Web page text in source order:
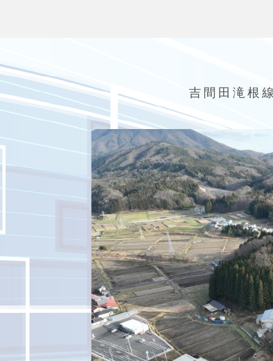
吉間田滝根